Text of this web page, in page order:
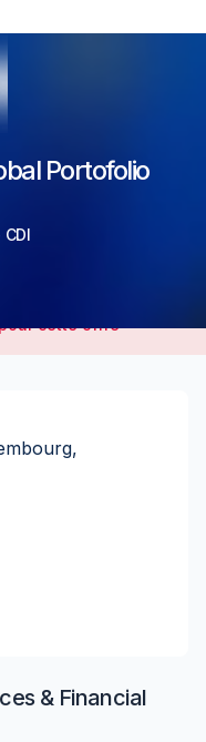
Portofolio
CDI
cette offre
& Financial